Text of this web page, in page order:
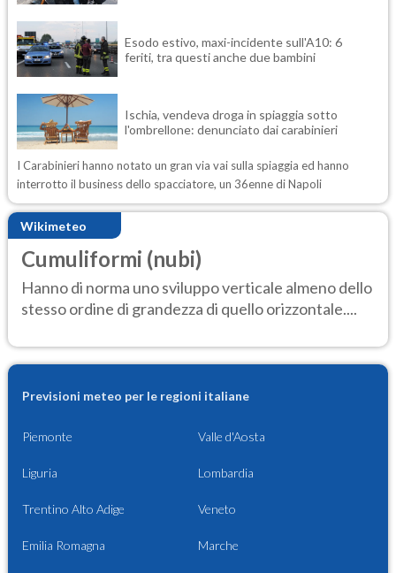
Esodo estivo, maxi-incidente sull'A10: 6
feriti, tra questi anche due bambini
Ischia, vendeva droga in spiaggia sotto
l'ombrellone: denunciato dai carabinieri
I Carabinieri hanno notato un gran via vai sulla spiaggia ed hanno
interrotto il business dello spacciatore, un 36enne di Napoli
Wikimeteo
Cumuliformi (nubi)
Hanno di norma uno sviluppo verticale almeno dello
stesso ordine di grandezza di quello orizzontale....
Previsioni meteo per le regioni italiane
Piemonte Valle d'Aosta
Liguria Lombardia
Trentino Alto Adige Veneto
Emilia Romagna Marche